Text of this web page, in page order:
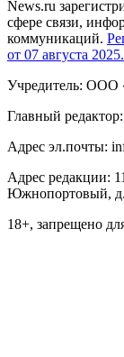
News.ru
сфере связи,
коммуникаций.
от 07 августа 2025.
Учредитель:
Главный
Адрес эл.почты:
Адрес редакции:
Южнопортовый, д.
18+, запрещено